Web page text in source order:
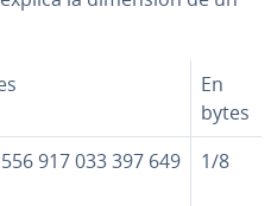
En
bytes
917 033 397 649
1/8